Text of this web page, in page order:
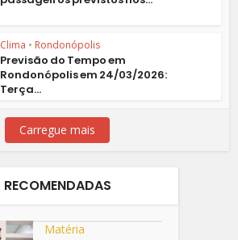
Clima • Rondonópolis
Previsão do Tempo em
Rondonópolis em 24/03/2026:
Terça...
Carregue mais
RECOMENDADAS
Matéria